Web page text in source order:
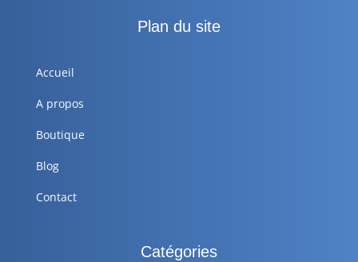
Plan du site
Accueil
A propos
Boutique
Blog
Contact
Catégories